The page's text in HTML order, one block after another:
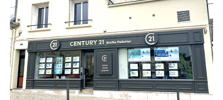
CENTURY 21 Emilie Pelletier
2 bis place du Maréchal Leclerc
CHATEAU THIERRY - 02400
Envoyer un message
Téléphoner à l'agence